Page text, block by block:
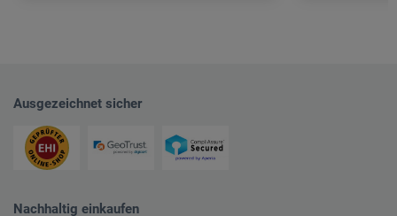
Ausgezeichnet sicher
Nachhaltig einkaufen